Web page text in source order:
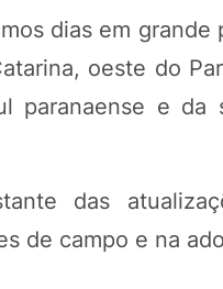
dias em
oeste do
paranaense e da
das
de campo e na